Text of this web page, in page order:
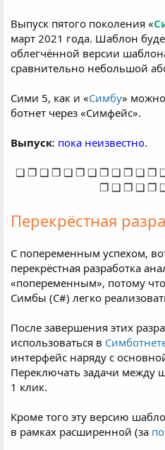
Выпуск пятого поколения «
март 2021 года. Шаблон
облегчённой версии
сравнительно небольшой
Сими 5, как и «Симбу»
ботнет через «Симфейс».
Выпуск: пока неизвестно.
❏ ❐ ❑ ❒ ❏ ❐ ❏ ❐ ❑ ❒ ❏ ❐
❐ ❑ ❒ ❏ ❐
Перекрёстная
С попеременным успехом,
перекрёстная разработка
«попеременным», потому
Симбы (C#) легко
После завершения этих
использоваться в
интерфейс наряду с
Переключать задачи между
1 клик.
Кроме того эту версию
в рамках расширенной (за